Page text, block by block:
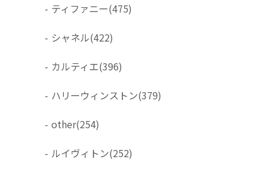
- ティファニー(475)
- シャネル(422)
- カルティエ(396)
- ハリーウィンストン(379)
- other(254)
- ルイヴィトン(252)